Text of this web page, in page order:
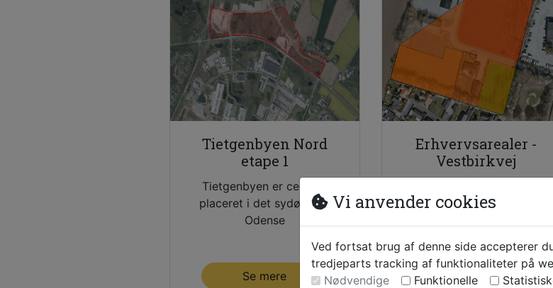
Tietgenbyen Nord
etape 1
Tietgenbyen er centralt
placeret i det sydøstlige
Odense
Se mere
Erhvervsarealer -
Vestbirkvej
Vestbirkvej
Se mere
Vi anvender cookies
Ved fortsat brug af denne side accepterer
tredjeparts tracking af funktionaliteter på
Nødvendige
Funktionelle